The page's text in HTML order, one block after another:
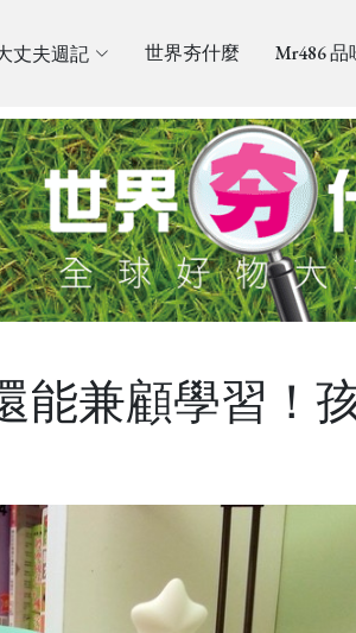
丈夫週記 世界夯什麼 Mr486
能兼顧學習！